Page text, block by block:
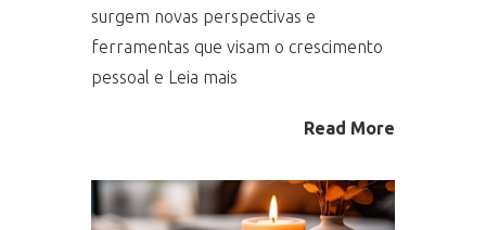
surgem novas perspectivas e
ferramentas que visam o crescimento
pessoal e Leia mais
Read More